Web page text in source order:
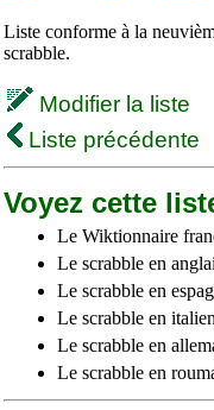
Liste conforme à la
scrabble.
Modifier la liste
Liste précédente
Voyez cette
Le Wiktionnaire
Le scrabble en
Le scrabble en
Le scrabble en
Le scrabble en
Le scrabble en